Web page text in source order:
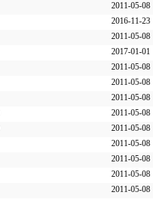
2011-05-08
2016-11-23
2011-05-08
2017-01-01
2011-05-08
2011-05-08
2011-05-08
2011-05-08
2011-05-08
2011-05-08
2011-05-08
2011-05-08
2011-05-08